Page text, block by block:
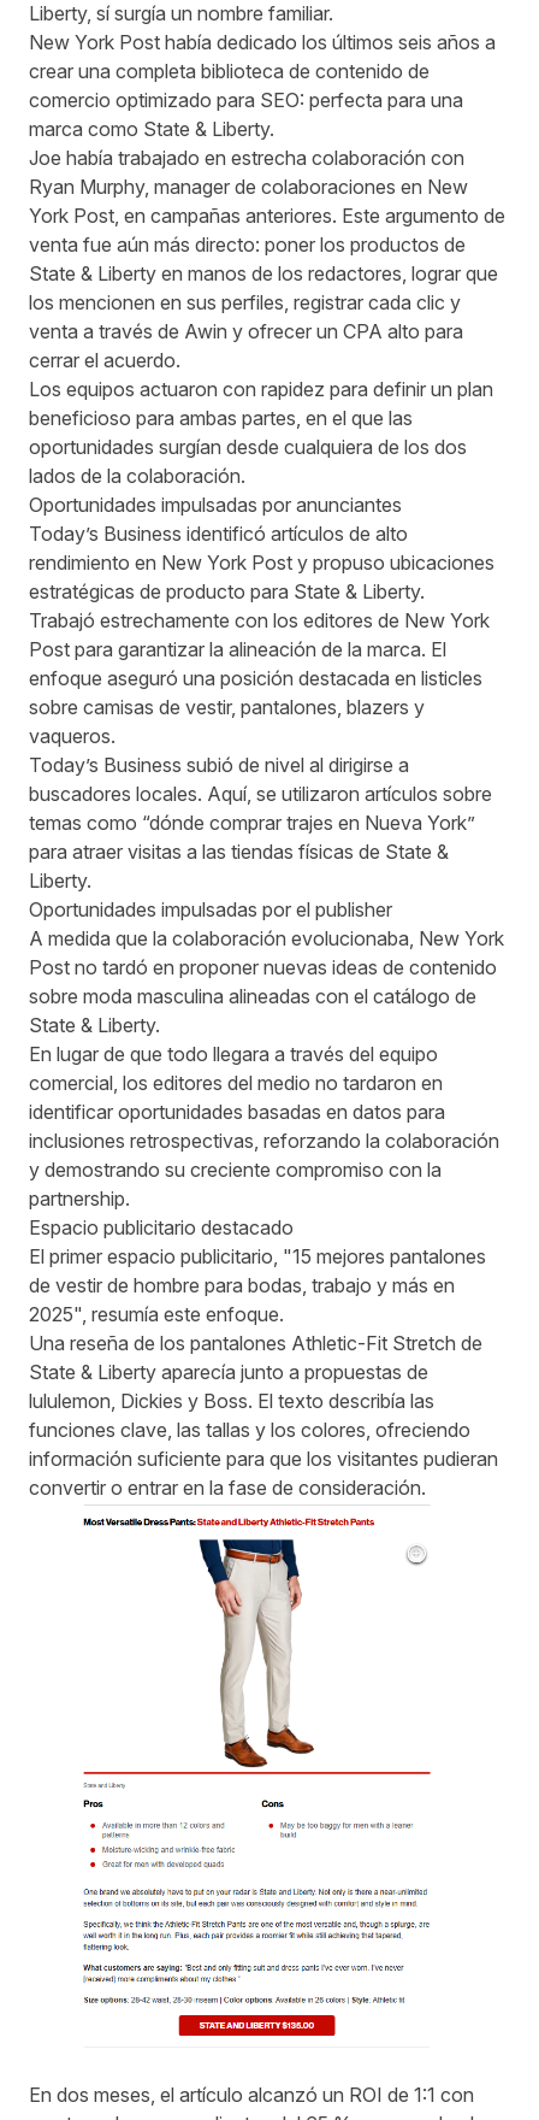
Liberty, sí surgía un nombre familiar.
New York Post había dedicado los últimos seis años a
crear una completa biblioteca de contenido de
comercio optimizado para SEO: perfecta para una
marca como State & Liberty.
Joe había trabajado en estrecha colaboración con
Ryan Murphy, manager de colaboraciones en New
York Post, en campañas anteriores. Este argumento de
venta fue aún más directo: poner los productos de
State & Liberty en manos de los redactores, lograr que
los mencionen en sus perfiles, registrar cada clic y
venta a través de Awin y ofrecer un CPA alto para
cerrar el acuerdo.
Los equipos actuaron con rapidez para definir un plan
beneficioso para ambas partes, en el que las
oportunidades surgían desde cualquiera de los dos
lados de la colaboración.
Oportunidades impulsadas por anunciantes
Today’s Business identificó artículos de alto
rendimiento en New York Post y propuso ubicaciones
estratégicas de producto para State & Liberty.
Trabajó estrechamente con los editores de New York
Post para garantizar la alineación de la marca. El
enfoque aseguró una posición destacada en listicles
sobre camisas de vestir, pantalones, blazers y
vaqueros.
Today’s Business subió de nivel al dirigirse a
buscadores locales. Aquí, se utilizaron artículos sobre
temas como “dónde comprar trajes en Nueva York”
para atraer visitas a las tiendas físicas de State &
Liberty.
Oportunidades impulsadas por el publisher
A medida que la colaboración evolucionaba, New York
Post no tardó en proponer nuevas ideas de contenido
sobre moda masculina alineadas con el catálogo de
State & Liberty.
En lugar de que todo llegara a través del equipo
comercial, los editores del medio no tardaron en
identificar oportunidades basadas en datos para
inclusiones retrospectivas, reforzando la colaboración
y demostrando su creciente compromiso con la
partnership.
Espacio publicitario destacado
El primer espacio publicitario, "15 mejores pantalones
de vestir de hombre para bodas, trabajo y más en
2025", resumía este enfoque.
Una reseña de los pantalones Athletic-Fit Stretch de
State & Liberty aparecía junto a propuestas de
lululemon, Dickies y Boss. El texto describía las
funciones clave, las tallas y los colores, ofreciendo
información suficiente para que los visitantes pudieran
convertir o entrar en la fase de consideración.
En dos meses, el artículo alcanzó un ROI de 1:1 con